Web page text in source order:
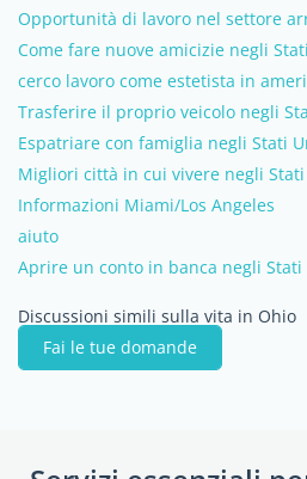
Opportunità di lavoro nel settore
Come fare nuove amicizie negli
cerco lavoro come estetista in
Trasferire il proprio veicolo negli
Espatriare con famiglia negli Stati
Migliori città in cui vivere negli
Informazioni Miami/Los Angeles
aiuto
Aprire un conto in banca negli Stati
Discussioni simili sulla vita in Ohio
Fai le tue domande